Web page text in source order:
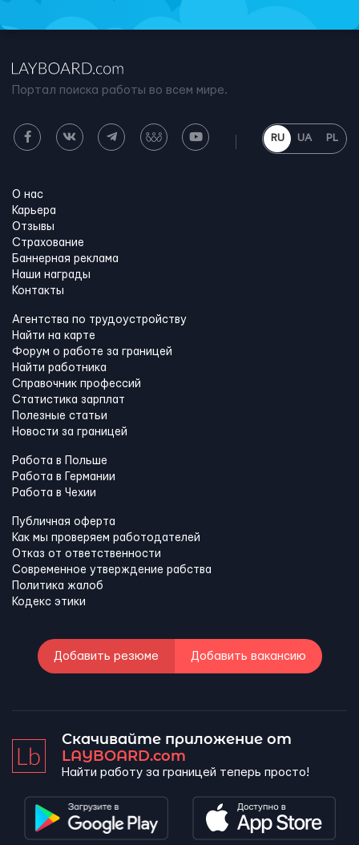
Портал поиска работы во всем мире.
RU UA PL
О нас
Карьера
Отзывы
Страхование
Баннерная реклама
Наши награды
Контакты
Агентства по трудоустройству
Найти на карте
Форум о работе за границей
Найти работника
Справочник профессий
Статистика зарплат
Полезные статьи
Новости за границей
Работа в Польше
Работа в Германии
Работа в Чехии
Публичная оферта
Как мы проверяем работодателей
Отказ от ответственности
Современное утверждение рабства
Политика жалоб
Кодекс этики
Добавить резюме Добавить вакансию
Скачивайте приложение от
LAYBOARD.com
Найти работу за границей теперь просто!